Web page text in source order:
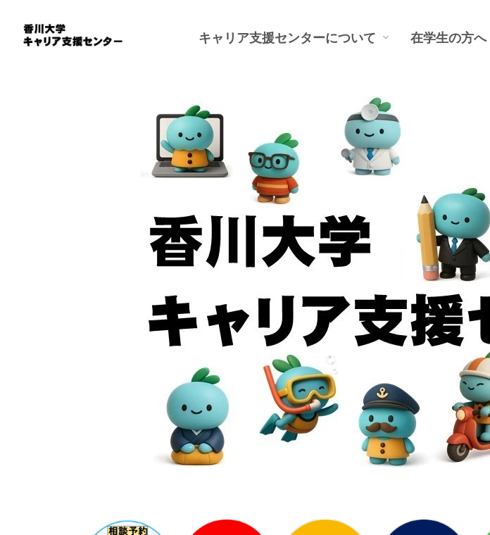
キャリア支援センターについて 在学生の方へ
カガタスUC（求人票・大学指定の履歴書
インターンシップについて
ミライBOX（オンライン就活用個室
就職ガイダンス情報
学内業界研究セミナー
学内個別企業説明会
求人票・インターンシップの申込について
学内セミナー参加希望について
香川大学独自のインターンシップについて